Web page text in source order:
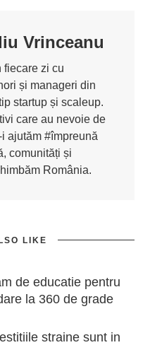
Vrinceanu
fiecare zi cu
și manageri din
startup și scaleup.
care au nevoie de
ajutăm #împreună
comunități și
România.
LIKE
de educatie pentru
la 360 de grade
straine sunt in